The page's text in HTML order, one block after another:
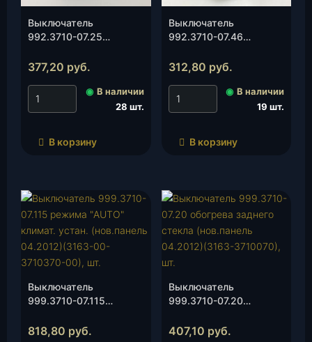
Выключатель
992.3710-07.25
00-3710180-00), шт.
377,20 руб.
◉ В наличии
28 шт.
В корзину
Выключатель
992.3710-07.46
00-3710170-00), шт.
312,80 руб.
◉ В наличии
19 шт.
В корзину
Выключатель
999.3710-07.115
климат. устан.
818,80 руб.
Выключатель
999.3710-07.20
стекла (нов.панель
407,10 руб.